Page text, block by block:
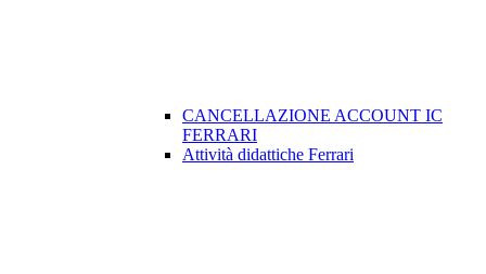
CANCELLAZIONE ACCOUNT IC
FERRARI
Attività didattiche Ferrari